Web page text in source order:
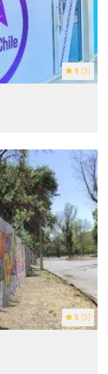
5 (3)
5 (3)